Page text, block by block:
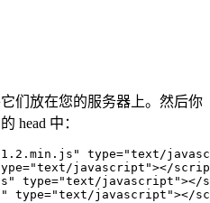
们放在您的服务器上。然后你
head 中：
type="text/
javascript"></
type="text/javascript"></
type="text/javascript"></